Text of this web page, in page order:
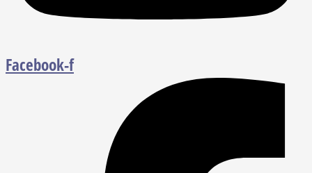
Facebook-f